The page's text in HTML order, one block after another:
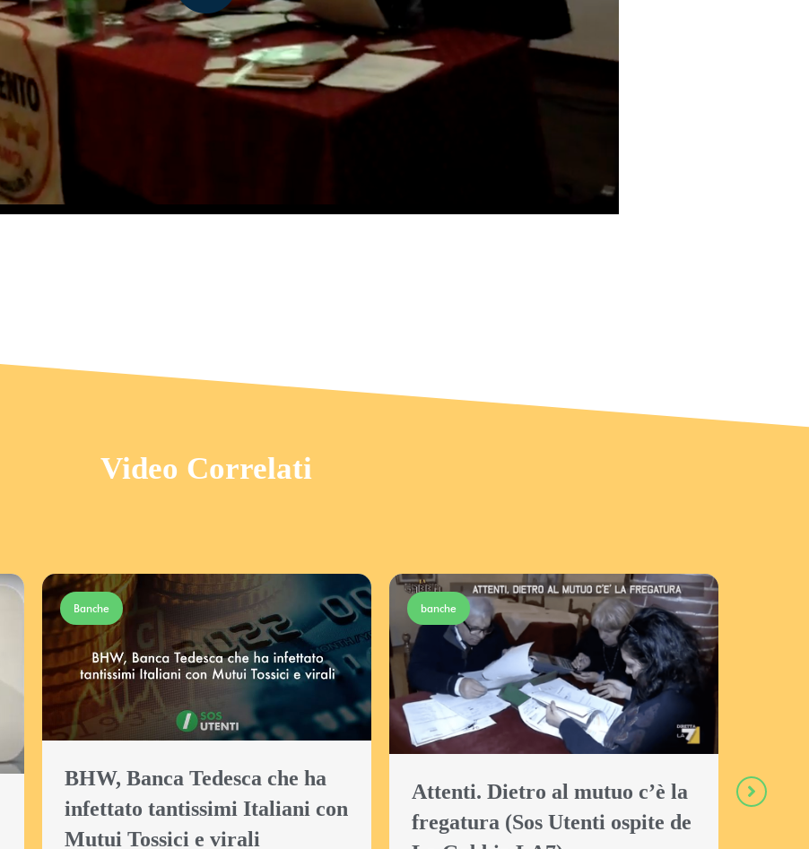
Video Correlati
Banche
BHW, Banca Tedesca che ha
infettato tantissimi Italiani con
Mutui Tossici e virali
banche
Attenti. Dietro al mutuo c’è la
fregatura (Sos Utenti ospite de